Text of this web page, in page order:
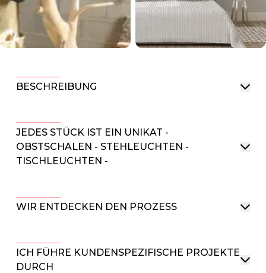
BESCHREIBUNG
JEDES STÜCK IST EIN UNIKAT -
OBSTSCHALEN - STEHLEUCHTEN -
TISCHLEUCHTEN -
WIR ENTDECKEN DEN PROZESS
ICH FÜHRE KUNDENSPEZIFISCHE PROJEKTE
DURCH